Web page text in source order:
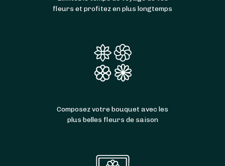
fleurs et profitez en plus longtemps
Composez votre bouquet avec les
plus belles fleurs de saison